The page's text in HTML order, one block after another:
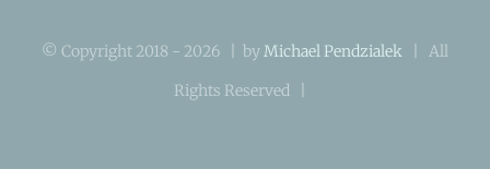
© Copyright 2018 - 2026 | byMichael Pendzialek | All
Rights Reserved |